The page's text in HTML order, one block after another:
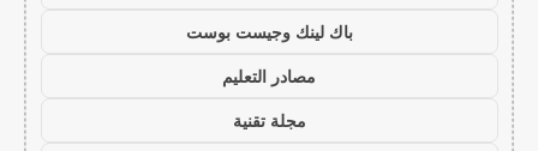
باك لينك وجيست بوست
مصادر التعليم
مجلة تقنية